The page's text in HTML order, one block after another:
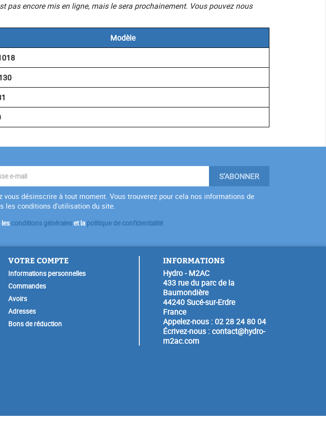
pas encore mis en ligne, mais le sera prochainement. Vous pouvez nous
Modèle
vous désinscrire à tout moment. Vous trouverez pour cela nos informations de
les conditions d'utilisation du site.
conditions généraleset lapolitique de confidentialité
VOTRE COMPTE
Informations personnelles
Commandes
Avoirs
Adresses
Bons de réduction
INFORMATIONS
Hydro - M2AC
433 rue du parc de la
Baumondière
44240 Sucé-sur-Erdre
France
Appelez-nous : 02 28 24 80 04
Écrivez-nous :contact@hydro-
m2ac.com